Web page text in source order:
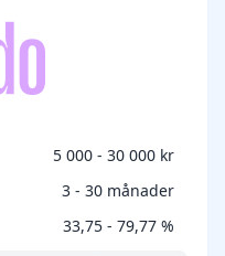
5 000 - 30 000 kr
3 - 30 månader
33,75 - 79,77 %